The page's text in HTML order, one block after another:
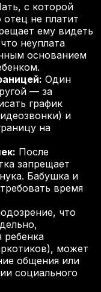
с которой
отец не платит
ему видеть
неуплата
основанием
Один
— за
график
и
на
После
запрещает
Бабушка и
время
что
ребенка
может
общения или
социального